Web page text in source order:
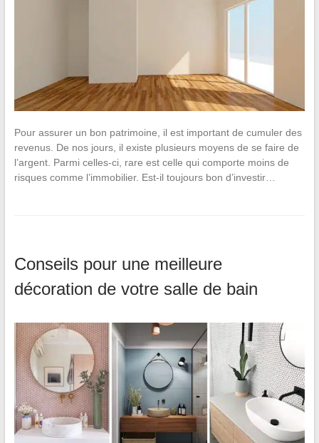
Pour assurer un bon patrimoine, il est important de cumuler des
revenus. De nos jours, il existe plusieurs moyens de se faire de
l’argent. Parmi celles-ci, rare est celle qui comporte moins de
risques comme l’immobilier. Est-il toujours bon d’investir…
Conseils pour une meilleure
décoration de votre salle de bain